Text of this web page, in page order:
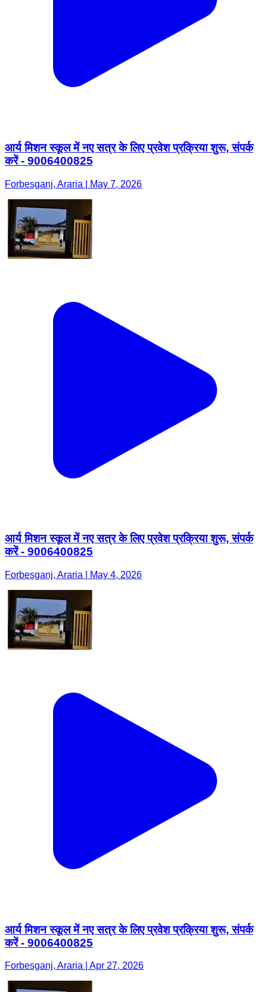
आर्य मिशन स्कूल में नए सत्र के लिए प्रवेश प्रक्रिया शुरू, संपर्क
करें - 9006400825
Forbesganj, Araria | May 7, 2026
आर्य मिशन स्कूल में नए सत्र के लिए प्रवेश प्रक्रिया शुरू, संपर्क
करें - 9006400825
Forbesganj, Araria | May 4, 2026
आर्य मिशन स्कूल में नए सत्र के लिए प्रवेश प्रक्रिया शुरू, संपर्क
करें - 9006400825
Forbesganj, Araria | Apr 27, 2026